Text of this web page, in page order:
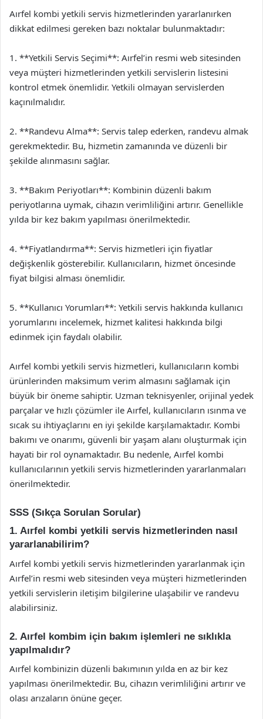
Aırfel kombi yetkili servis hizmetlerinden yararlanırken
dikkat edilmesi gereken bazı noktalar bulunmaktadır:
1. **Yetkili Servis Seçimi**: Aırfel’in resmi web sitesinden
veya müşteri hizmetlerinden yetkili servislerin listesini
kontrol etmek önemlidir. Yetkili olmayan servislerden
kaçınılmalıdır.
2. **Randevu Alma**: Servis talep ederken, randevu almak
gerekmektedir. Bu, hizmetin zamanında ve düzenli bir
şekilde alınmasını sağlar.
3. **Bakım Periyotları**: Kombinin düzenli bakım
periyotlarına uymak, cihazın verimliliğini artırır. Genellikle
yılda bir kez bakım yapılması önerilmektedir.
4. **Fiyatlandırma**: Servis hizmetleri için fiyatlar
değişkenlik gösterebilir. Kullanıcıların, hizmet öncesinde
fiyat bilgisi alması önemlidir.
5. **Kullanıcı Yorumları**: Yetkili servis hakkında kullanıcı
yorumlarını incelemek, hizmet kalitesi hakkında bilgi
edinmek için faydalı olabilir.
Aırfel kombi yetkili servis hizmetleri, kullanıcıların kombi
ürünlerinden maksimum verim almasını sağlamak için
büyük bir öneme sahiptir. Uzman teknisyenler, orijinal yedek
parçalar ve hızlı çözümler ile Aırfel, kullanıcıların ısınma ve
sıcak su ihtiyaçlarını en iyi şekilde karşılamaktadır. Kombi
bakımı ve onarımı, güvenli bir yaşam alanı oluşturmak için
hayati bir rol oynamaktadır. Bu nedenle, Aırfel kombi
kullanıcılarının yetkili servis hizmetlerinden yararlanmaları
önerilmektedir.
SSS (Sıkça Sorulan Sorular)
1. Aırfel kombi yetkili servis hizmetlerinden nasıl
yararlanabilirim?
Aırfel kombi yetkili servis hizmetlerinden yararlanmak için
Aırfel’in resmi web sitesinden veya müşteri hizmetlerinden
yetkili servislerin iletişim bilgilerine ulaşabilir ve randevu
alabilirsiniz.
2. Aırfel kombim için bakım işlemleri ne sıklıkla
yapılmalıdır?
Aırfel kombinizin düzenli bakımının yılda en az bir kez
yapılması önerilmektedir. Bu, cihazın verimliliğini artırır ve
olası arızaların önüne geçer.